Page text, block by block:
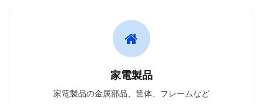
家電製品
家電製品の金属部品、筐体、フレームなど